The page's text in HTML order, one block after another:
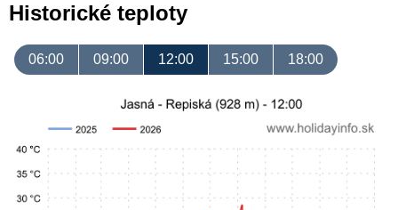
Historické teploty
06:00 09:00 12:00 15:00 18:00